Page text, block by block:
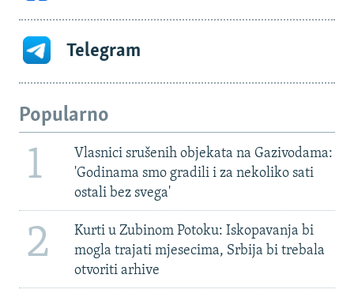
Telegram
Popularno
1
Vlasnici srušenih objekata na Gazivodama:
'Godinama smo gradili i za nekoliko sati
ostali bez svega'
2
Kurti u Zubinom Potoku: Iskopavanja bi
mogla trajati mjesecima, Srbija bi trebala
otvoriti arhive